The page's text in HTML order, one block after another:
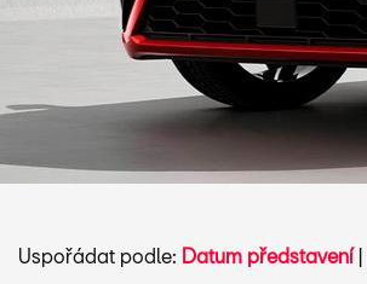
Uspořádat podle: Datum představení|